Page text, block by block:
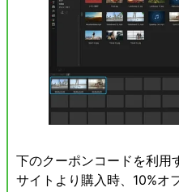
下のクーポンコードを利
サイトより購入時、10%オ